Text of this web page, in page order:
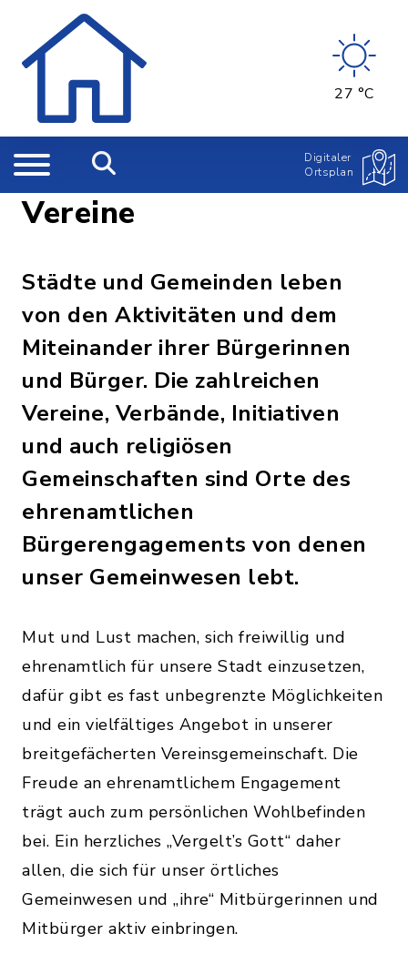
27 °C
Digitaler
Ortsplan
Vereine
Städte und Gemeinden leben
von den Aktivitäten und dem
Miteinander ihrer Bürgerinnen
und Bürger. Die zahlreichen
Vereine, Verbände, Initiativen
und auch religiösen
Gemeinschaften sind Orte des
ehrenamtlichen
Bürgerengagements von denen
unser Gemeinwesen lebt.
Mut und Lust machen, sich freiwillig und
ehrenamtlich für unsere Stadt einzusetzen,
dafür gibt es fast unbegrenzte Möglichkeiten
und ein vielfältiges Angebot in unserer
breitgefächerten Vereinsgemeinschaft. Die
Freude an ehrenamtlichem Engagement
trägt auch zum persönlichen Wohlbefinden
bei. Ein herzliches „Vergelt’s Gott“ daher
allen, die sich für unser örtliches
Gemeinwesen und „ihre“ Mitbürgerinnen und
Mitbürger aktiv einbringen.